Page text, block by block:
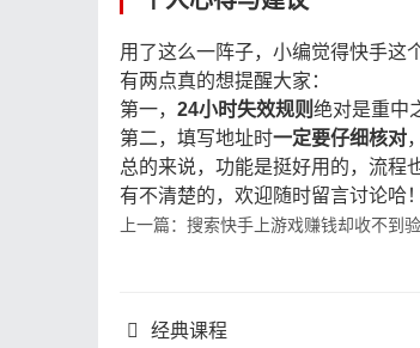
用了这么一阵子，小编觉得快手这
有两点真的想提醒大家：
第一， 24小时失效规则绝对是重中
第二，填写地址时一定要仔细核对
总的来说，功能是挺好用的，流程
有不清楚的，欢迎随时留言讨论哈！
上一篇：搜索快手上游戏赚钱却收不到
经典课程